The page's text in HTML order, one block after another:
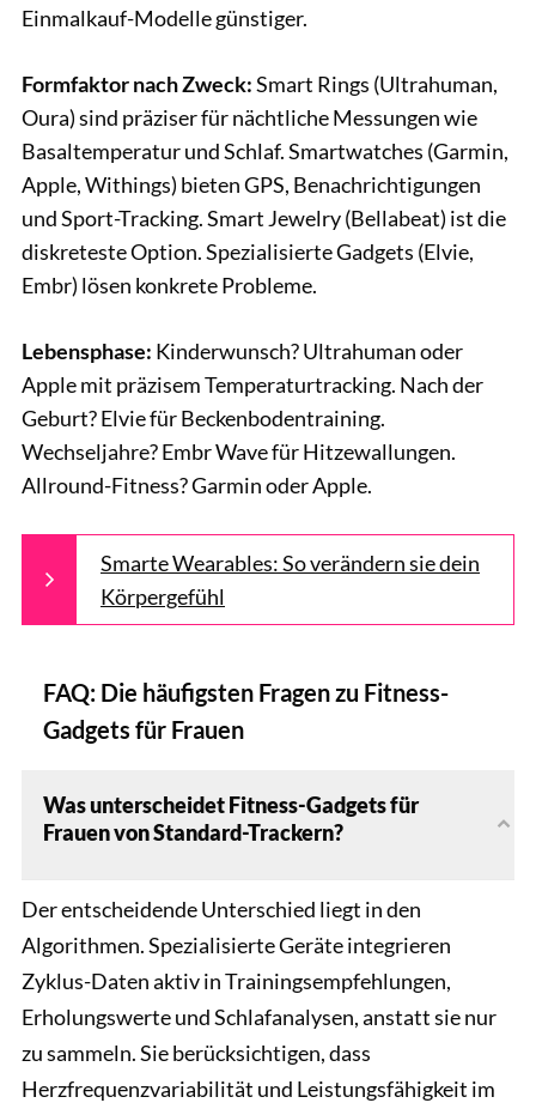
Einmalkauf-Modelle günstiger.
Formfaktor nach Zweck:Smart Rings (Ultrahuman,
Oura) sind präziser für nächtliche Messungen wie
Basaltemperatur und Schlaf. Smartwatches (Garmin,
Apple, Withings) bieten GPS, Benachrichtigungen
und Sport-Tracking. Smart Jewelry (Bellabeat) ist die
diskreteste Option. Spezialisierte Gadgets (Elvie,
Embr) lösen konkrete Probleme.
Lebensphase: Kinderwunsch? Ultrahuman oder
Apple mit präzisem Temperaturtracking. Nach der
Geburt? Elvie für Beckenbodentraining.
Wechseljahre? Embr Wave für Hitzewallungen.
Allround-Fitness? Garmin oder Apple.
Smarte Wearables: So verändern sie dein
Körpergefühl
FAQ: Die häufigsten Fragen zu Fitness-
Gadgets für Frauen
Was unterscheidet Fitness-Gadgets für
Frauen von Standard-Trackern?
Der entscheidende Unterschied liegt in den
Algorithmen. Spezialisierte Geräte integrieren
Zyklus-Daten aktiv in Trainingsempfehlungen,
Erholungswerte und Schlafanalysen, anstatt sie nur
zu sammeln. Sie berücksichtigen, dass
Herzfrequenzvariabilität und Leistungsfähigkeit im